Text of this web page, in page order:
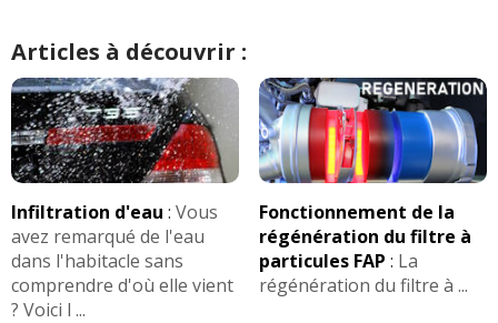
Articles à découvrir :
Infiltration d'eau : Vous
avez remarqué de l'eau
dans l'habitacle sans
comprendre d'où elle vient
? Voici l ...
Fonctionnement de la
régénération du filtre à
particules FAP : La
régénération du filtre à ...